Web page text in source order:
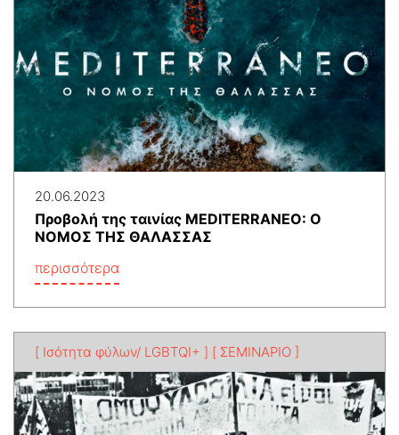
20.06.2023
Προβολή της ταινίας MEDITERRANEO: Ο
ΝΟΜΟΣ ΤΗΣ ΘΑΛΑΣΣΑΣ
περισσότερα
[ Ισότητα φύλων/ LGBTQI+ ] [ ΣΕΜΙΝΑΡΙΟ ]